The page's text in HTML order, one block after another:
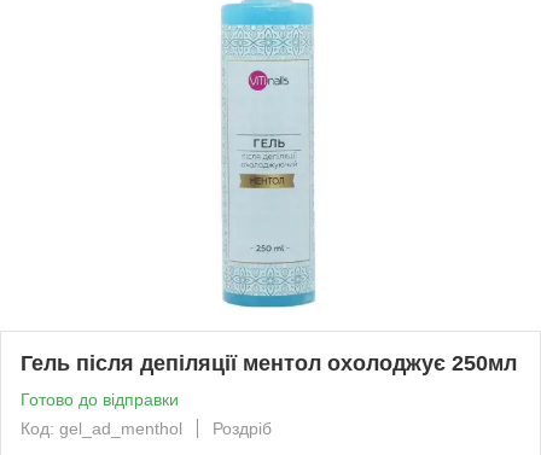
Гель після депіляції ментол охолоджує 250мл
Готово до відправки
Код: gel_ad_menthol
Роздріб